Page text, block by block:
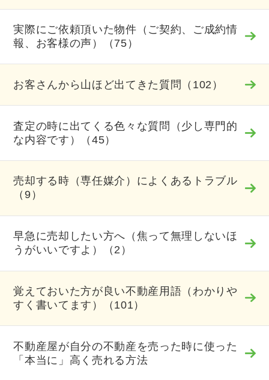
実際にご依頼頂いた物件（ご契約、ご成約情
報、お客様の声）（75）
お客さんから山ほど出てきた質問（102）
査定の時に出てくる色々な質問（少し専門的
な内容です）（45）
売却する時（専任媒介）によくあるトラブル
（9）
早急に売却したい方へ（焦って無理しないほ
うがいいですよ）（2）
覚えておいた方が良い不動産用語（わかりや
すく書いてます）（101）
不動産屋が自分の不動産を売った時に使った
「本当に」高く売れる方法